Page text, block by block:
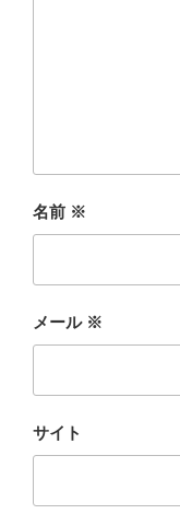
名前 ※
メール ※
サイト